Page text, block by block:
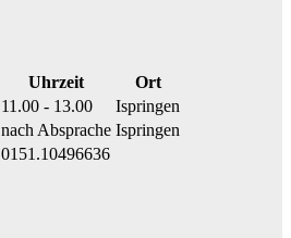
Uhrzeit
Ort
11.00 - 13.00
Ispringen
nach Absprache Ispringen
0151.10496636